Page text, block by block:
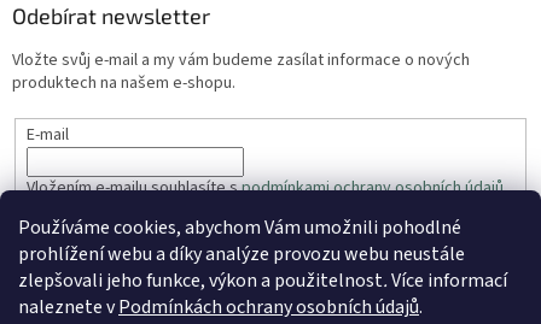
Používáme cookies, abychom Vám umožnili pohodlné
prohlížení webu a díky analýze provozu webu neustále
zlepšovali jeho funkce, výkon a použitelnost.Více informací
naleznete vPodmínkách ochrany osobních údajů.
Odebírat newsletter
Vložte svůj e-mail a my vám budeme zasílat informace o nových
produktech na našem e-shopu.
E-mail
Vložením e-mailu souhlasíte spodmínkami ochrany osobních údajů
PŘIHLÁSIT SE